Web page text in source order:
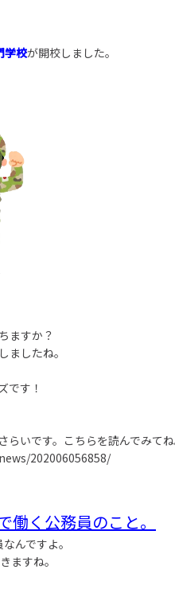
学校が開校しました。
ますか？
ましたね。
です！
いです。こちらを読んでみてね
202006056858/
く公務員のこと。
んですよ。
ますね。